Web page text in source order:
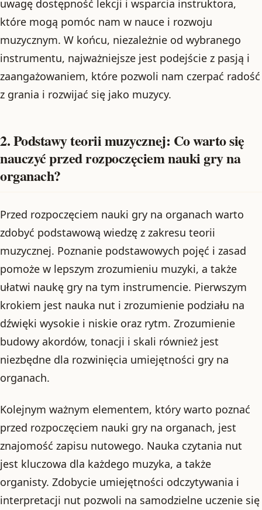
uwagę dostępność lekcji i wsparcia instruktora,
które mogą pomóc nam w nauce i rozwoju
muzycznym. W końcu, niezależnie od wybranego
instrumentu, najważniejsze jest podejście z pasją i
zaangażowaniem, które pozwoli nam czerpać radość
z grania i rozwijać się jako muzycy.
2. Podstawy teorii muzycznej: Co warto się
nauczyć przed rozpoczęciem nauki gry na
organach?
Przed rozpoczęciem nauki gry na organach warto
zdobyć podstawową wiedzę z zakresu teorii
muzycznej. Poznanie podstawowych pojęć i zasad
pomoże w lepszym zrozumieniu muzyki, a także
ułatwi naukę gry na tym instrumencie. Pierwszym
krokiem jest nauka nut i zrozumienie podziału na
dźwięki wysokie i niskie oraz rytm. Zrozumienie
budowy akordów, tonacji i skali również jest
niezbędne dla rozwinięcia umiejętności gry na
organach.
Kolejnym ważnym elementem, który warto poznać
przed rozpoczęciem nauki gry na organach, jest
znajomość zapisu nutowego. Nauka czytania nut
jest kluczowa dla każdego muzyka, a także
organisty. Zdobycie umiejętności odczytywania i
interpretacji nut pozwoli na samodzielne uczenie się